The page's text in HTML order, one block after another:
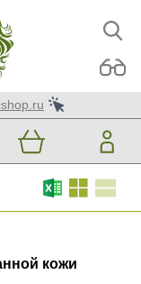
кожи